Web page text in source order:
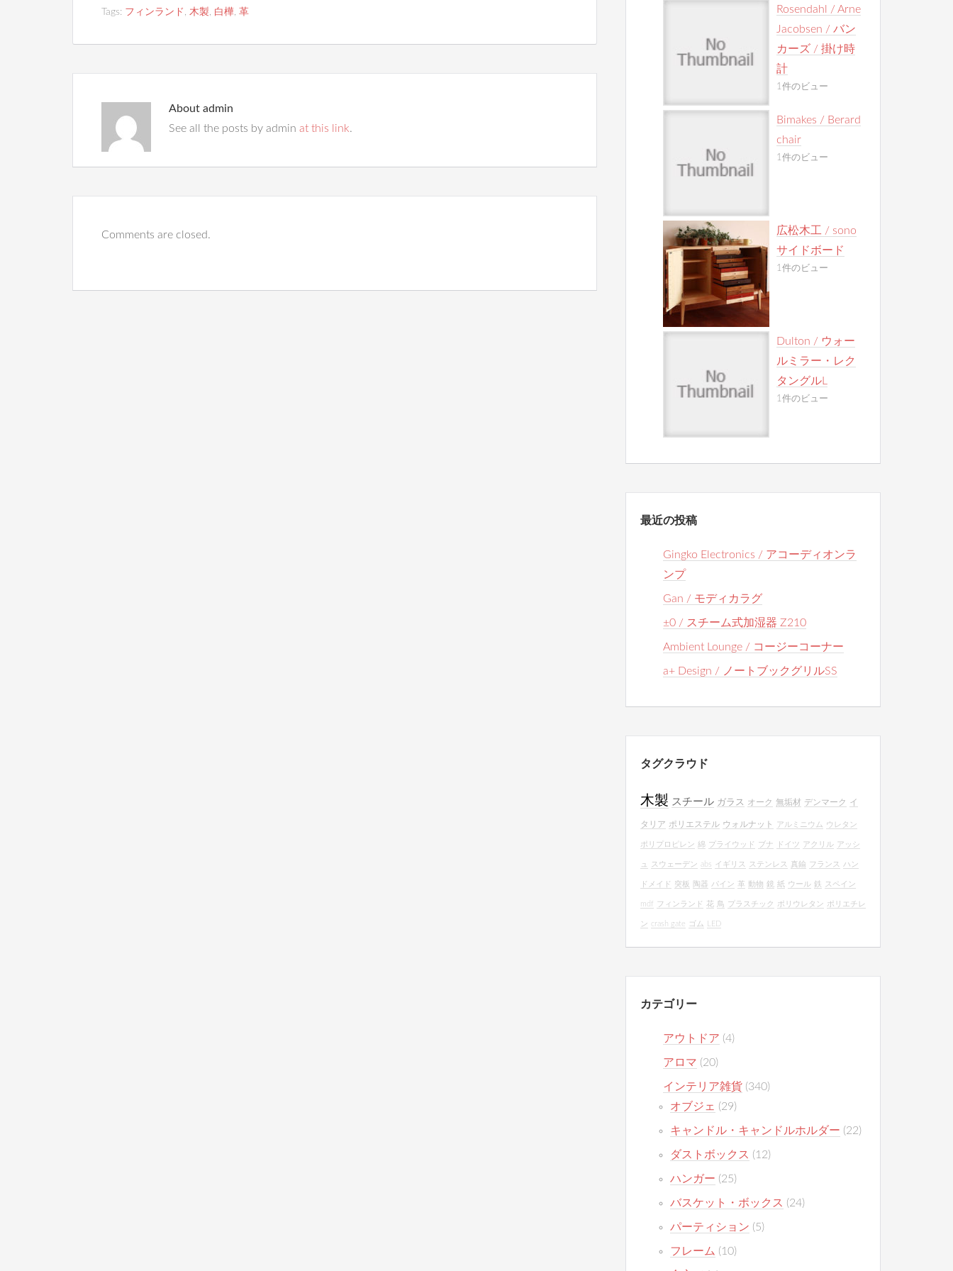
Tags: フィンランド , 木製, 白樺, 革
About admin
See all the posts by admin at this link.
Comments are closed.
Rosendahl / Arne
Jacobsen / バン
カーズ / 掛け時
計
1件のビュー
Bimakes / Berard
chair
1件のビュー
広松木工 / sono
サイドボード
1件のビュー
Dulton / ウォー
ルミラー・レク
タングルL
1件のビュー
最近の投稿
Gingko Electronics / アコーディオンラ
ンプ
Gan / モディカラグ
±0 / スチーム式加湿器 Z210
Ambient Lounge / コージーコーナー
a+ Design / ノートブックグリルSS
タグクラウド
木製 スチール ガラス オーク 無垢材 デンマーク イ
タリア ポリエステル ウォルナット アルミニウム ウレタン
ポリプロピレン 綿 プライウッド ブナ ドイツ アクリル アッシ
ュ スウェーデン abs イギリス ステンレス 真鍮 フランス ハン
ドメイド 突板 陶器 パイン 革 動物 鏡 紙 ウール 鉄 スペイン
mdf フィンランド 花 鳥 プラスチック ポリウレタン ポリエチレ
ン crash gate ゴム LED
カテゴリー
アウトドア (4)
アロマ (20)
インテリア雑貨 (340)
オブジェ (29)
キャンドル・キャンドルホルダー (22)
ダストボックス (12)
ハンガー (25)
バスケット・ボックス (24)
パーティション (5)
フレーム (10)